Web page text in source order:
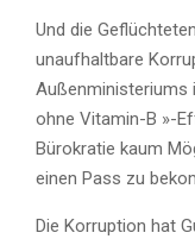
Und die
unaufhaltbare
Außenministeriums
ohne Vitamin-B »-
Bürokratie kaum
einen Pass zu
Die Korruption hat